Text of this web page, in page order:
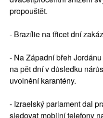
propouštět.
- Brazílie na třicet dní
- Na Západní břeh
na pět dní v důsledku
uvolnění karantény.
- Izraelský parlament dal
sledovat mobilní telefony